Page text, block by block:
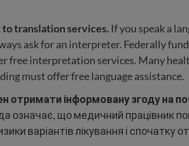
translation services. If you speak a
ask for an interpreter. Federally
free interpretation services. Many
must offer free language assistance.
отримати інформовану згоду на
означає, що медичний працівник
варіантів лікування і спочатку